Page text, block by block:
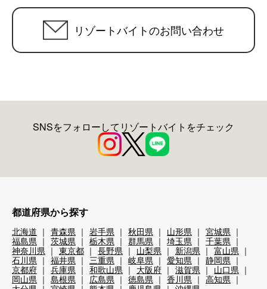
リゾートバイトのお問い合わせ
SNSをフォローしてリゾートバイトをチェック
都道府県から探す
北海道 青森県 岩手県 秋田県 山形県
宮城県
福島県
茨城県 栃木県 群馬県 埼玉県
千葉県
神奈川県
東京都 長野県 山梨県 新潟県
富山県
石川県
福井県 三重県 岐阜県 愛知県
静岡県
京都府
兵庫県 和歌山県 大阪府 滋賀県
山口県
岡山県
島根県 広島県 徳島県 香川県
高知県